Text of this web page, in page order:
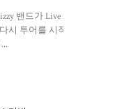
밴드가 Live And
시 투어를 시작합니